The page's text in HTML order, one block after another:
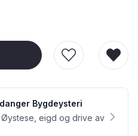
LEGG TIL I
Bygdeysteri
Øystese, eigd og drive av